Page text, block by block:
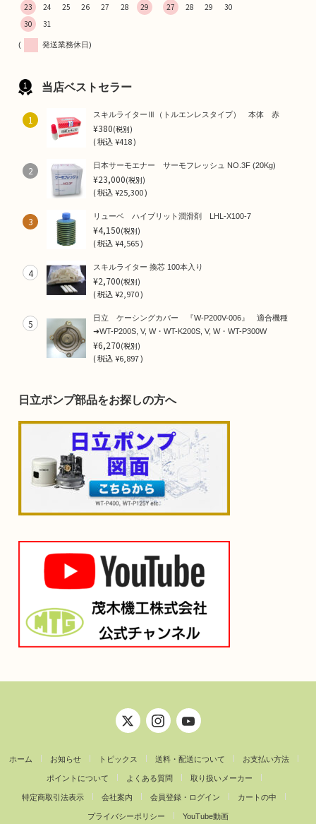
23
24 25 26 27 28
29
30
31
27
28 29 30
( 発送業務休日)
当店ベストセラー
1 スキルライターⅢ（トルエンレスタイプ） 本体 赤
¥380(税別)
(税込¥418 )
2 日本サーモエナー サーモフレッシュ NO.3F (20Kg)
¥23,000(税別)
(税込¥25,300 )
3 リューベ ハイブリット潤滑剤 LHL-X100-7
¥4,150(税別)
(税込¥4,565 )
4 スキルライター 換芯 100本入り
¥2,700(税別)
(税込¥2,970 )
5
日立 ケーシングカバー 『W-P200V-006』 適合機種
➜WT-P200S, V, W・WT-K200S, V, W・WT-P300W
¥6,270(税別)
(税込¥6,897 )
日立ポンプ部品をお探しの方へ
ホーム お知らせ トピックス 送料・配送について お支払い方法
ポイントについて よくある質問 取り扱いメーカー
特定商取引法表示 会社案内 会員登録・ログイン カートの中
プライバシーポリシー YouTube動画